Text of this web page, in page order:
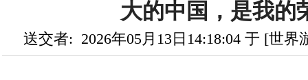
大的中国，是我的
送交者: 2026年05月13日14:18:04 于 [世